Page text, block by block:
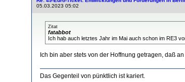
05.03.2023 05:02
Zitat
fatabbot
Ich hab auch letztes Jahr im Mai auch schon im RE3
Ich bin aber stets von der Hoffnung getragen, daß
Das Gegenteil von pünktlich ist kariert.